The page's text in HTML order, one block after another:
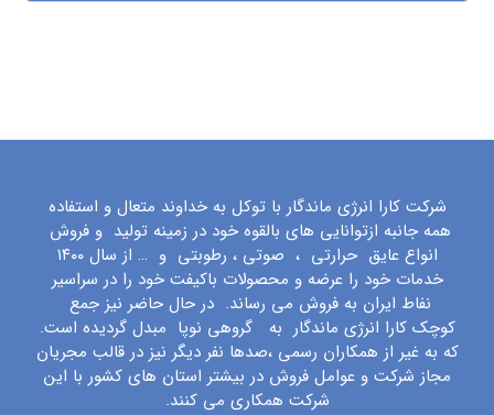
شرکت کارا انرژی ماندگار با توکل به خداوند متعال و استفاده
همه جانبه ازتوانایی های بالقوه خود در زمینه تولید و فروش
انواع عایق حرارتی ، صوتی ، رطوبتی و … از سال ۱۴۰۰
خدمات خود را عرضه و محصولات باکیفت خود را در سراسیر
نفاط ایران به فروش می رساند. در حال حاضر نیز جمع
کوچک کارا انرژی ماندگار به گروهی نوپا مبدل گردیده است.
که به غیر از همکاران رسمی ،صدها نفر دیگر نیز در قالب مجریان
مجاز شرکت و عوامل فروش در بیشتر استان های کشور با این
شرکت همکاری می کنند.